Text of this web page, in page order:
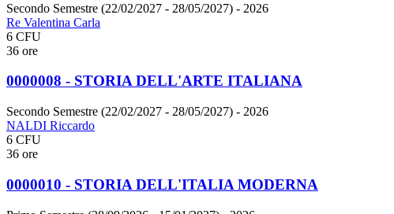
Secondo Semestre (22/02/2027 - 28/05/2027) - 2026
Re Valentina Carla
6 CFU
36 ore
0000008 - STORIA DELL'ARTE ITALIANA
Secondo Semestre (22/02/2027 - 28/05/2027) - 2026
NALDI Riccardo
6 CFU
36 ore
0000010 - STORIA DELL'ITALIA MODERNA